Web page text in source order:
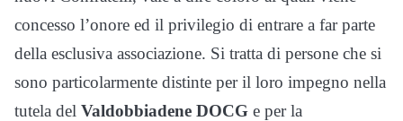
concesso l’onore ed il privilegio di entrare a far parte
della esclusiva associazione. Si tratta di persone che si
sono particolarmente distinte per il loro impegno nella
tutela del Valdobbiadene DOCG e per la